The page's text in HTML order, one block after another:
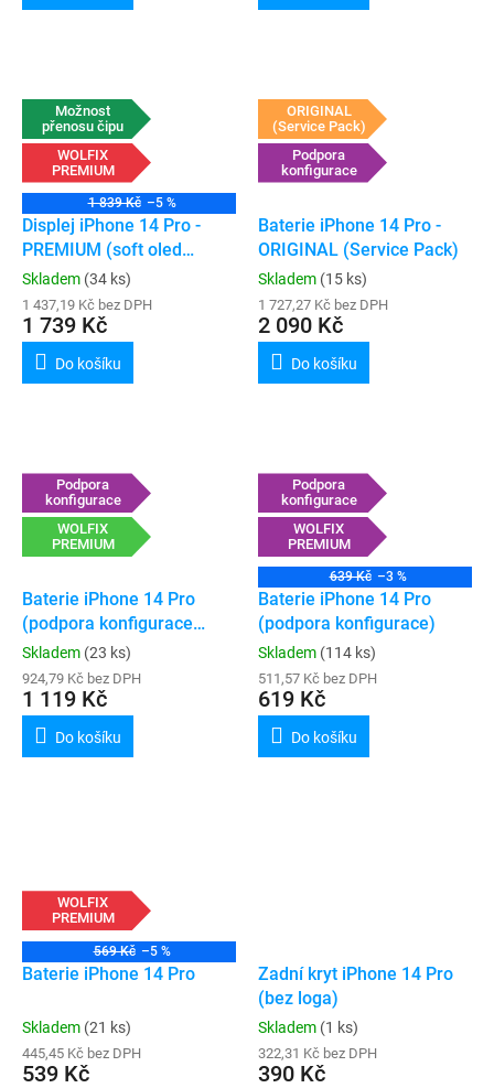
Možnost
přenosu čipu
WOLFIX
PREMIUM
1 839 Kč –5 %
Displej iPhone 14 Pro -
PREMIUM (soft oled
120hz)
Skladem (34 ks)
1 437,19 Kč bez DPH
1 739 Kč
Do košíku
ORIGINAL
(Service Pack)
Podpora
konfigurace
Baterie iPhone 14 Pro -
ORIGINAL (Service Pack)
Skladem (15 ks)
1 727,27 Kč bez DPH
2 090 Kč
Do košíku
Podpora
konfigurace
WOLFIX
PREMIUM
Baterie iPhone 14 Pro
(podpora konfigurace
„genuine“)
Skladem (23 ks)
924,79 Kč bez DPH
1 119 Kč
Do košíku
Podpora
konfigurace
WOLFIX
PREMIUM
639 Kč –3 %
Baterie iPhone 14 Pro
(podpora konfigurace)
Skladem (114 ks)
511,57 Kč bez DPH
619 Kč
Do košíku
WOLFIX
PREMIUM
569 Kč –5 %
Baterie iPhone 14 Pro
Skladem (21 ks)
445,45 Kč bez DPH
539 Kč
Zadní kryt iPhone 14 Pro
(bez loga)
Skladem (1 ks)
322,31 Kč bez DPH
390 Kč